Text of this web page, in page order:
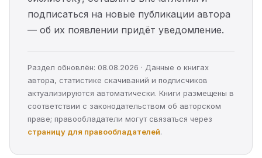
подписаться на новые публикации автора
— об их появлении придёт уведомление.
Раздел обновлён: 08.08.2026 · Данные о книгах
автора, статистике скачиваний и подписчиков
актуализируются автоматически. Книги размещены в
соответствии с законодательством об авторском
праве; правообладатели могут связаться через
страницу для правообладателей.